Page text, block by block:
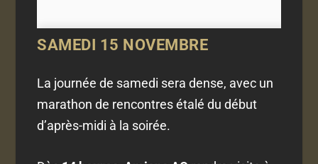
SAMEDI 15 NOVEMBRE
La journée de samedi sera dense, avec un
marathon de rencontres étalé du début
d’après-midi à la soirée.